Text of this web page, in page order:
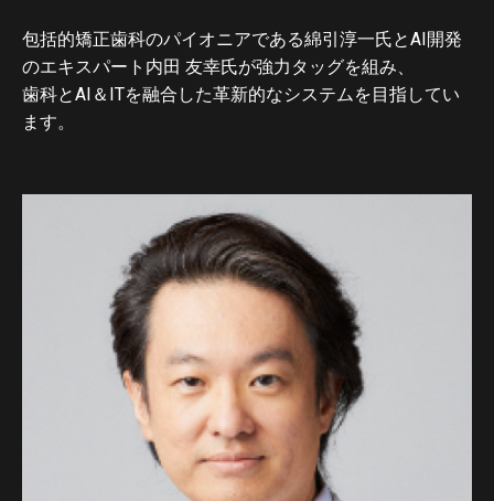
包括的矯正歯科のパイオニアである綿引淳一氏とAI開発
のエキスパート内田 友幸氏が強力タッグを組み、
歯科とAI＆ITを融合した革新的なシステムを目指してい
ます。